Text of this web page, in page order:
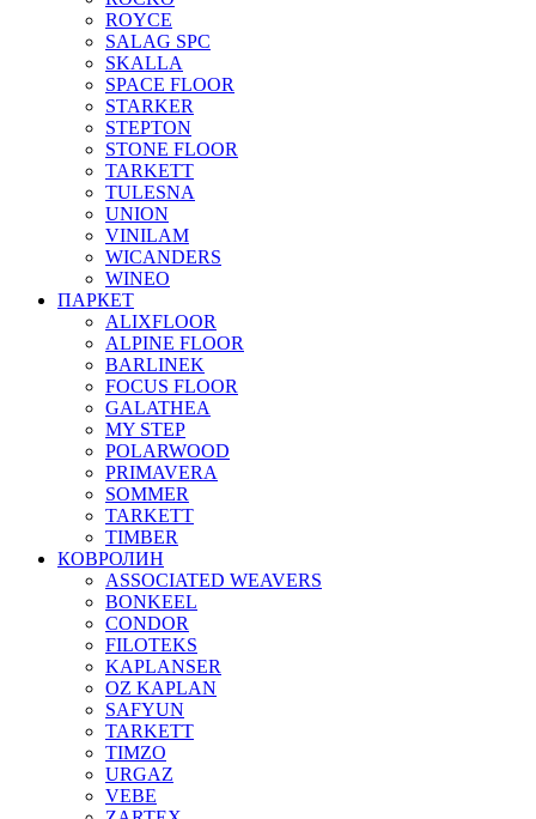
ROYCE
SALAG SPC
SKALLA
SPACE FLOOR
STARKER
STEPTON
STONE FLOOR
TARKETT
TULESNA
UNION
VINILAM
WICANDERS
WINEO
ПАРКЕТ
ALIXFLOOR
ALPINE FLOOR
BARLINEK
FOCUS FLOOR
GALATHEA
MY STEP
POLARWOOD
PRIMAVERA
SOMMER
TARKETT
TIMBER
КОВРОЛИН
ASSOCIATED WEAVERS
BONKEEL
CONDOR
FILOTEKS
KAPLANSER
OZ KAPLAN
SAFYUN
TARKETT
TIMZO
URGAZ
VEBE